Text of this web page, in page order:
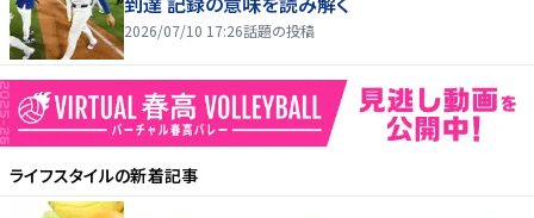
2026/07/10 17:26話題の投稿
ライフスタイルの新着記事